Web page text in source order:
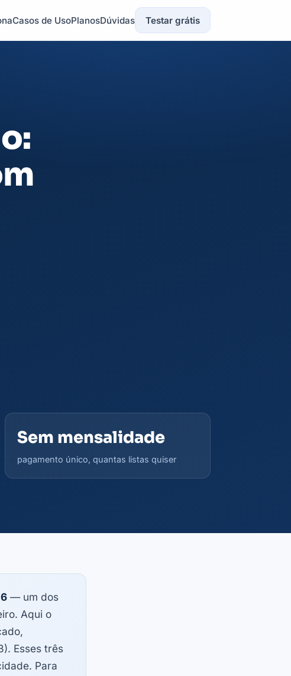
Casos de UsoPlanosDúvidas Testar grátis
Sem mensalidade
pagamento único, quantas listas quiser
— um dos
Aqui o
Esses três
Para